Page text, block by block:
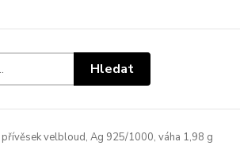
Hledat
velbloud, Ag 925/1000, váha 1,98 g